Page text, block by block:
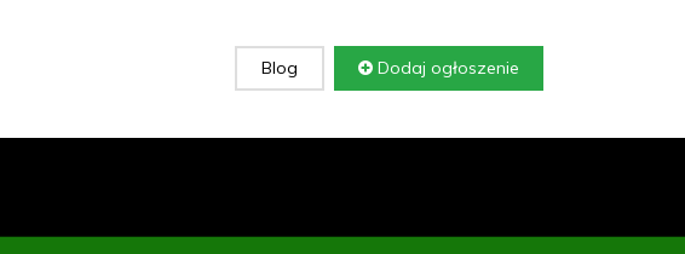
Blog Dodaj ogłoszenie